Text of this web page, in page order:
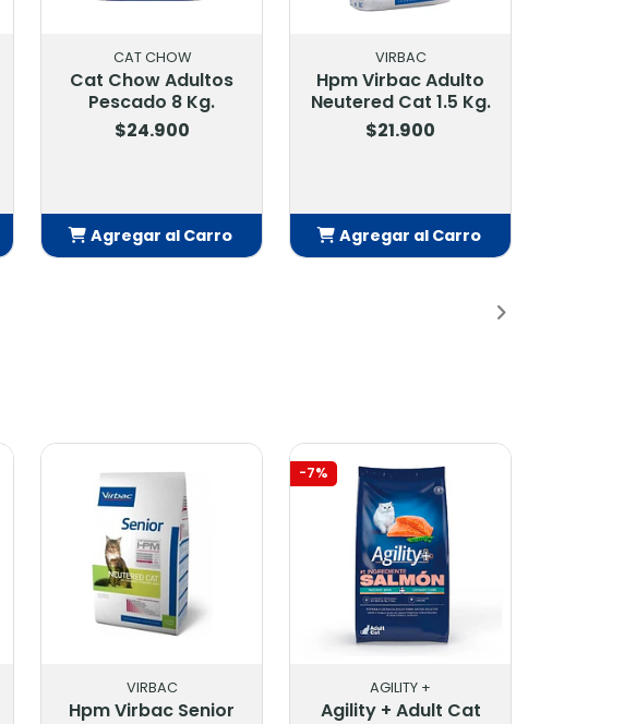
CAT CHOW
Cat Chow Adultos
Delimix 1 Kg.
$5.400
Agregar al Carro
CAT CHOW
Cat Chow Adultos
Pescado 8 Kg.
$24.900
Agregar al Carro
VIRBAC
Hpm Virbac Senior
-7%
AGILITY +
Agility + Adult Cat